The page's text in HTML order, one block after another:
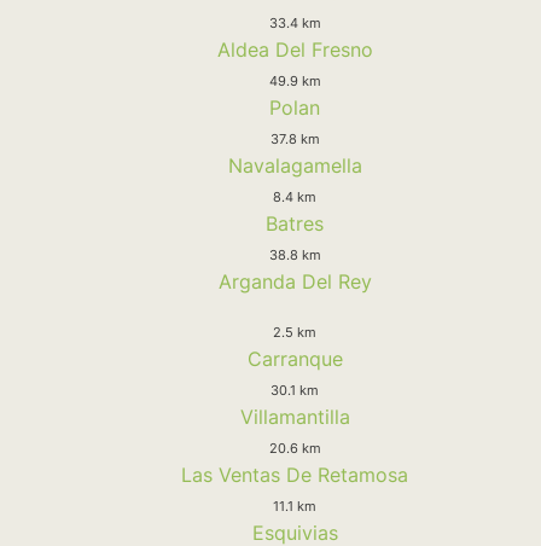
33.4 km
Aldea Del Fresno
49.9 km
Polan
37.8 km
Navalagamella
8.4 km
Batres
38.8 km
Arganda Del Rey
2.5 km
Carranque
30.1 km
Villamantilla
20.6 km
Las Ventas De Retamosa
11.1 km
Esquivias